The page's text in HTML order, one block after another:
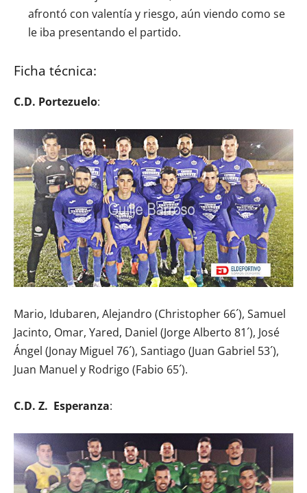
afrontó con valentía y riesgo, aún viendo como se
le iba presentando el partido.
Ficha técnica:
C.D. Portezuelo:
Mario, Idubaren, Alejandro (Christopher 66´), Samuel
Jacinto, Omar, Yared, Daniel (Jorge Alberto 81´), José
Ángel (Jonay Miguel 76´), Santiago (Juan Gabriel 53´),
Juan Manuel y Rodrigo (Fabio 65´).
C.D. Z. Esperanza: